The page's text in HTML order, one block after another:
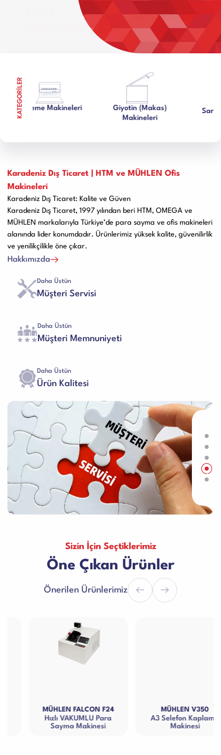
Ciltleme Makineleri
Giyotin Makineleri Sarf Malzemeleri
Makinaları
Kullanım Kılavuzları
KATEGORİLER
Ciltleme Makineleri
Giyotin (Makas)
Makineleri
Sarf
Karadeniz Dış Ticaret | HTM ve MÜHLEN Ofis
Makineleri
Karadeniz Dış Ticaret: Kalite ve Güven
Karadeniz Dış Ticaret, 1997 yılından beri HTM, OMEGA ve
MÜHLEN markalarıyla Türkiye’de para sayma ve ofis makineleri
alanında lider konumdadır. Ürünlerimiz yüksek kalite, güvenilirlik
ve yenilikçilikle öne çıkar.
Hakkımızda
Daha Üstün
Müşteri Servisi
Daha Üstün
Müşteri Memnuniyeti
Daha Üstün
Ürün Kalitesi
Sizin İçin Seçtiklerimiz
Öne Çıkan Ürünler
Önerilen Ürünlerimiz
MÜHLEN FALCON F24
Hızlı VAKUMLU Para
Sayma Makinesi
MÜHLEN V350
A3 Selefon Kaplama
Makinesi